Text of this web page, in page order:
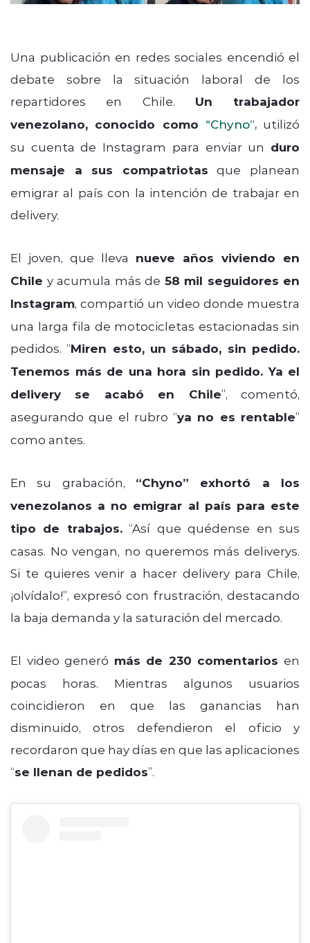
Una publicación en redes sociales encendió el
debate sobre la situación laboral de los
repartidores en Chile. Un trabajador
venezolano, conocido como “Chyno”,utilizó
su cuenta de Instagram para enviar un duro
mensaje a sus compatriotas que planean
emigrar al país con la intención de trabajar en
delivery.
El joven, que lleva nueve años viviendo en
Chile y acumula más de 58 mil seguidores en
Instagram, compartió un video donde muestra
una larga fila de motocicletas estacionadas sin
pedidos. “Miren esto, un sábado, sin pedido.
Tenemos más de una hora sin pedido. Ya el
delivery se acabó en Chile”, comentó,
asegurando que el rubro “ya no es rentable”
como antes.
En su grabación, “Chyno” exhortó a los
venezolanos a no emigrar al país para este
tipo de trabajos.“Así que quédense en sus
casas. No vengan, no queremos más deliverys.
Si te quieres venir a hacer delivery para Chile,
¡olvídalo!”, expresó con frustración, destacando
la baja demanda y la saturación del mercado.
El video generó más de 230 comentarios en
pocas horas. Mientras algunos usuarios
coincidieron en que las ganancias han
disminuido, otros defendieron el oficio y
recordaron que hay días en que las aplicaciones
“se llenan de pedidos”.